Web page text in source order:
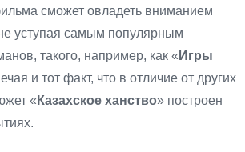
сможет овладеть вниманием
уступая самым популярным
такого, например, как « Игры
и тот факт, что в отличие от других
« Казахское ханство» построен